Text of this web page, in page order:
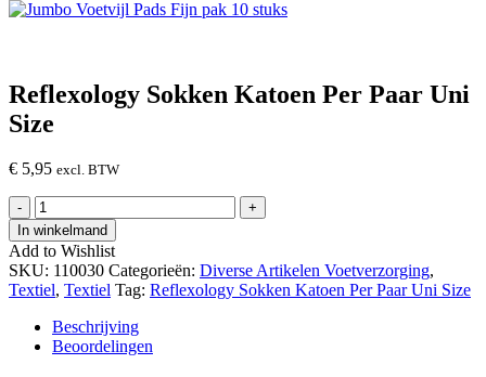
Reflexology Sokken Katoen Per Paar Uni
Size
€ 5,95 excl. BTW
-
Reflexology
Sokken
Katoen
Per
Paar
Uni
Size
hoeveelheid
+
In winkelmand
Add to Wishlist
SKU: 110030 Categorieën: Diverse Artikelen Voetverzorging,
Textiel, Textiel Tag: Reflexology Sokken Katoen Per Paar Uni Size
Beschrijving
Beoordelingen